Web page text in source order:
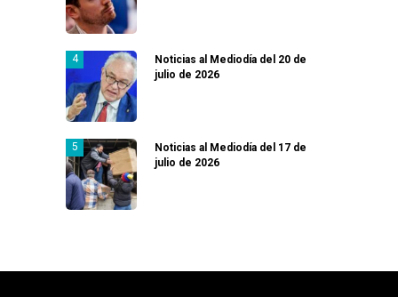
Noticias al Mediodía del 20 de
julio de 2026
Noticias al Mediodía del 17 de
julio de 2026